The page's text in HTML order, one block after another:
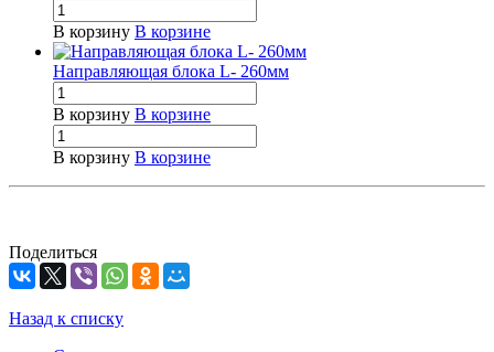
В корзину В корзине
Направляющая блока L- 260мм
В корзину В корзине
В корзину В корзине
Поделиться
Назад к списку